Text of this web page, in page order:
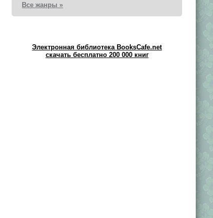
Все жанры »
Электронная библиотека BooksCafe.net
скачать бесплатно 200 000 книг